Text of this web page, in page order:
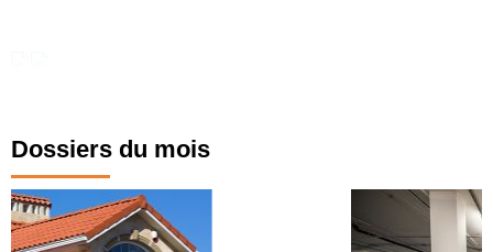
Dossiers du mois